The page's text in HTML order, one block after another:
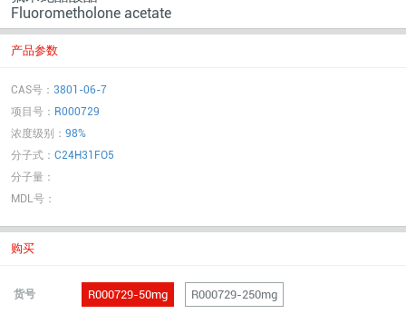
Fluorometholone acetate
产品参数
CAS号： 3801-06-7
项目号： R000729
浓度级别： 98%
分子式： C24H31FO5
分子量：
MDL号：
购买
货号 R000729-50mg R000729-250mg